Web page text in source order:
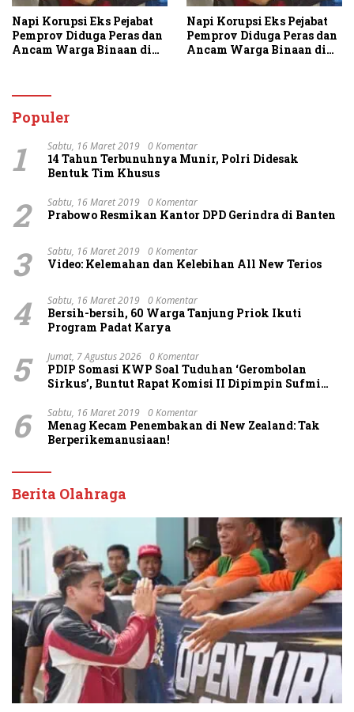
Napi Korupsi Eks Pejabat
Pemprov Diduga Peras dan
Ancam Warga Binaan di
Napi Korupsi Eks Pejabat
Pemprov Diduga Peras dan
Ancam Warga Binaan di
Populer
1 Sabtu, 16 Maret 2019 0 Komentar
14 Tahun Terbunuhnya Munir, Polri Didesak
Bentuk Tim Khusus
2 Sabtu, 16 Maret 2019 0 Komentar
Prabowo Resmikan Kantor DPD Gerindra di Banten
3 Sabtu, 16 Maret 2019 0 Komentar
Video: Kelemahan dan Kelebihan All New Terios
4 Sabtu, 16 Maret 2019 0 Komentar
Bersih-bersih, 60 Warga Tanjung Priok Ikuti
Program Padat Karya
5 Jumat, 7 Agustus 2026 0 Komentar
PDIP Somasi KWP Soal Tuduhan ‘Gerombolan
Sirkus’, Buntut Rapat Komisi II Dipimpin Sufmi
6 Sabtu, 16 Maret 2019 0 Komentar
Menag Kecam Penembakan di New Zealand: Tak
Berperikemanusiaan!
Berita Olahraga